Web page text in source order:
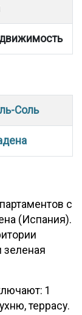
Соль
с
(Испания).
1
террасу.